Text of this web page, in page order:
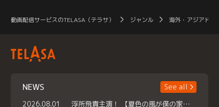
動画配信サービスのTELASA（テラサ） ジャンル 海外・アジアドラ
NEWS
See all
2026.08.01
浮所飛貴主演！ 【夏色の風が僕の家にやってきた】 本日よりテラサで独占配信スタート！